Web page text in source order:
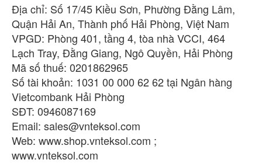
Địa chỉ: Số 17/45 Kiều Sơn, Phường Đằng Lâm,
Quận Hải An, Thành phố Hải Phòng, Việt Nam
VPGD: Phòng 401, tầng 4, tòa nhà VCCI, 464
Lạch Tray, Đằng Giang, Ngô Quyền, Hải Phòng
Mã số thuế: 0201862965
Số tài khoản: 1031 00 000 62 62 tại Ngân hàng
Vietcombank Hải Phòng
SĐT: 0946087169
Email: sales@vnteksol.com
Web: www.shop.vnteksol.com ;
www.vnteksol.com